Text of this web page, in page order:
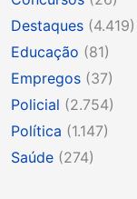
Destaques (4.419)
Educação (81)
Empregos (37)
Policial (2.754)
Política (1.147)
Saúde (274)